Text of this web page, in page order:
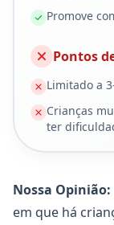
Promove
Pontos
Limitado a
Crianças
ter
Nossa Opinião:
em que há